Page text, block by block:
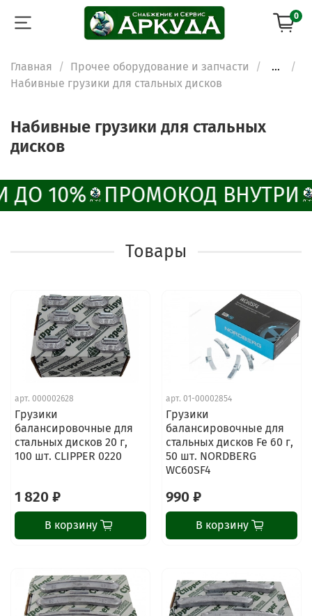
0
Главная Прочее оборудование и запчасти
...
Набивные грузики для стальных дисков
Набивные грузики для стальных
дисков
10% ПРОМОКОД ВНУТРИ
Товары
арт. 000002628
Грузики
балансировочные для
стальных дисков 20 г,
100 шт. CLIPPER 0220
1 820 ₽
В корзину
арт. 01-00002854
Грузики
балансировочные для
стальных дисков Fe 60 г,
50 шт. NORDBERG
WC60SF4
990 ₽
В корзину